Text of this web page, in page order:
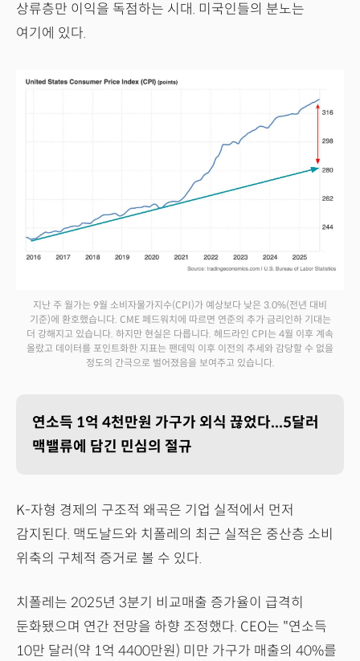
상류층만 이익을 독점하는 시대. 미국인들의 분노는
여기에 있다.
지난 주 월가는 9월 소비자물가지수(CPI)가 예상보다 낮은 3.0%(전년 대비
기준)에 환호했습니다. CME 페드워치에 따르면 연준의 추가 금리인하 기대는
더 강해지고 있습니다. 하지만 현실은 다릅니다. 헤드라인 CPI는 4월 이후 계속
올랐고 데이터를 포인트화한 지표는 팬데믹 이후 이전의 추세와 감당할 수 없을
정도의 간극으로 벌어졌음을 보여주고 있습니다.
연소득 1억 4천만원 가구가 외식 끊었다...5달러
맥밸류에 담긴 민심의 절규
K-자형 경제의 구조적 왜곡은 기업 실적에서 먼저
감지된다. 맥도날드와 치폴레의 최근 실적은 중산층 소비
위축의 구체적 증거로 볼 수 있다.
치폴레는 2025년 3분기 비교매출 증가율이 급격히
둔화됐으며 연간 전망을 하향 조정했다. CEO는 "연소득
10만 달러(약 1억 4400만원) 미만 가구가 매출의 40%를